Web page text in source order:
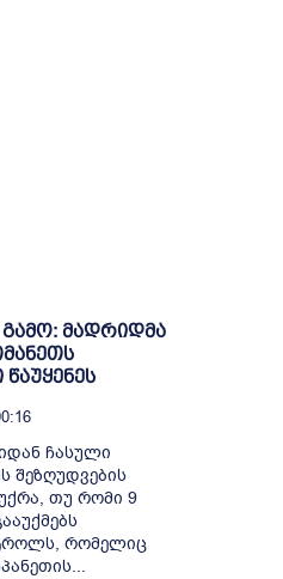
გამო: მადრიდმა
ჩასული
შეზღუდვების
თუ რომი 9
რომელიც